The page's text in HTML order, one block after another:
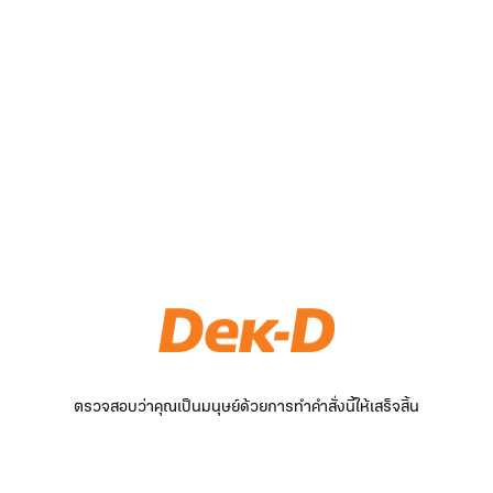
ตรวจสอบว่าคุณเป็นมนุษย์ด้วยการทำคำสั่งนี้ให้เสร็จสิ้น